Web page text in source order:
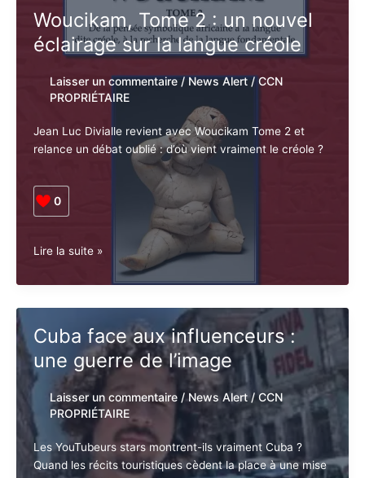
Les
SAAD
et
SSIAD
vont-
disparaître?
Woucikam, Tome 2 : un nouvel
éclairage sur la langue créole
Laisser un commentaire News Alert
Jean Luc Divialle revient avec Woucikam Tome 2 et
relance un débat oublié : d’où vient vraiment le créole
?
Tome
:
un
nouvel
éclairage
la
langue
créole
Cuba face aux influenceurs :
une guerre de l’image
Laisser un commentaire News Alert
/
CCN PROPRIÉTAIRE